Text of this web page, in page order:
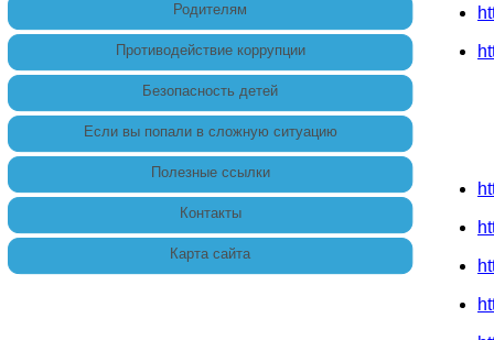
Родителям
Противодействие коррупции
Безопасность детей
Если вы попали в сложную ситуацию
Полезные ссылки
Контакты
Карта сайта